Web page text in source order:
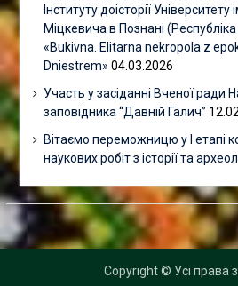
Інституту доісторії
Міцкевича в Познані
«Bukivna. Elitarna nekropola z
Dniestrem» 04.03.2026
Участь у засіданні Вченої ради
заповідника “Давній Галич”
Вітаємо переможницю у І етапі
наукових робіт з історії та
Copyright © Усі права